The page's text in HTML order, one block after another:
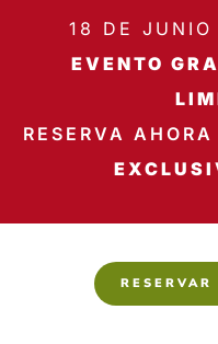
18 DE
EVENTO
RESERVA